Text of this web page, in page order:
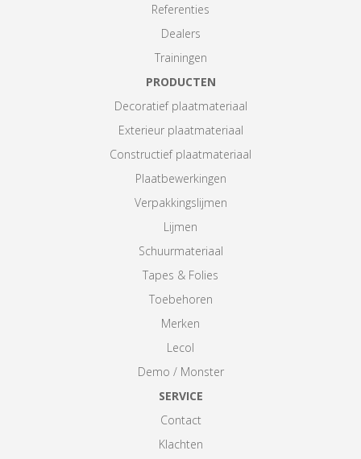
Referenties
Dealers
Trainingen
PRODUCTEN
Decoratief plaatmateriaal
Exterieur plaatmateriaal
Constructief plaatmateriaal
Plaatbewerkingen
Verpakkingslijmen
Lijmen
Schuurmateriaal
Tapes & Folies
Toebehoren
Merken
Lecol
Demo / Monster
SERVICE
Contact
Klachten